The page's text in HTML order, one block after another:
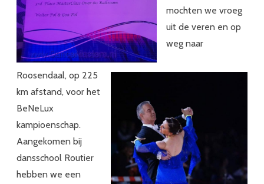
mochten we vroeg
uit de veren en op
weg naar
Roosendaal, op 225
km afstand, voor het
BeNeLux
kampioenschap.
Aangekomen bij
dansschool Routier
hebben we een